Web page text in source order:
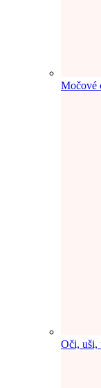
Močové
Oči, uši,